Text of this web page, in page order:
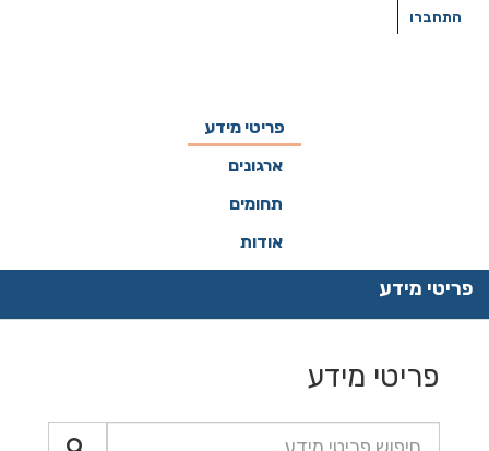
התחברו
פריטי מידע
ארגונים
תחומים
אודות
פריטי מידע
פריטי מידע